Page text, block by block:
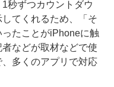
秒ずつカウントダウ
てくれるため、「そ
たことがiPhoneに触
などが取材などで使
多くのアプリで対応